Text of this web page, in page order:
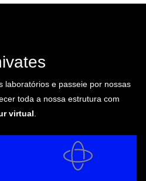
laboratórios e passeie por nossas
toda a nossa estrutura com
virtual